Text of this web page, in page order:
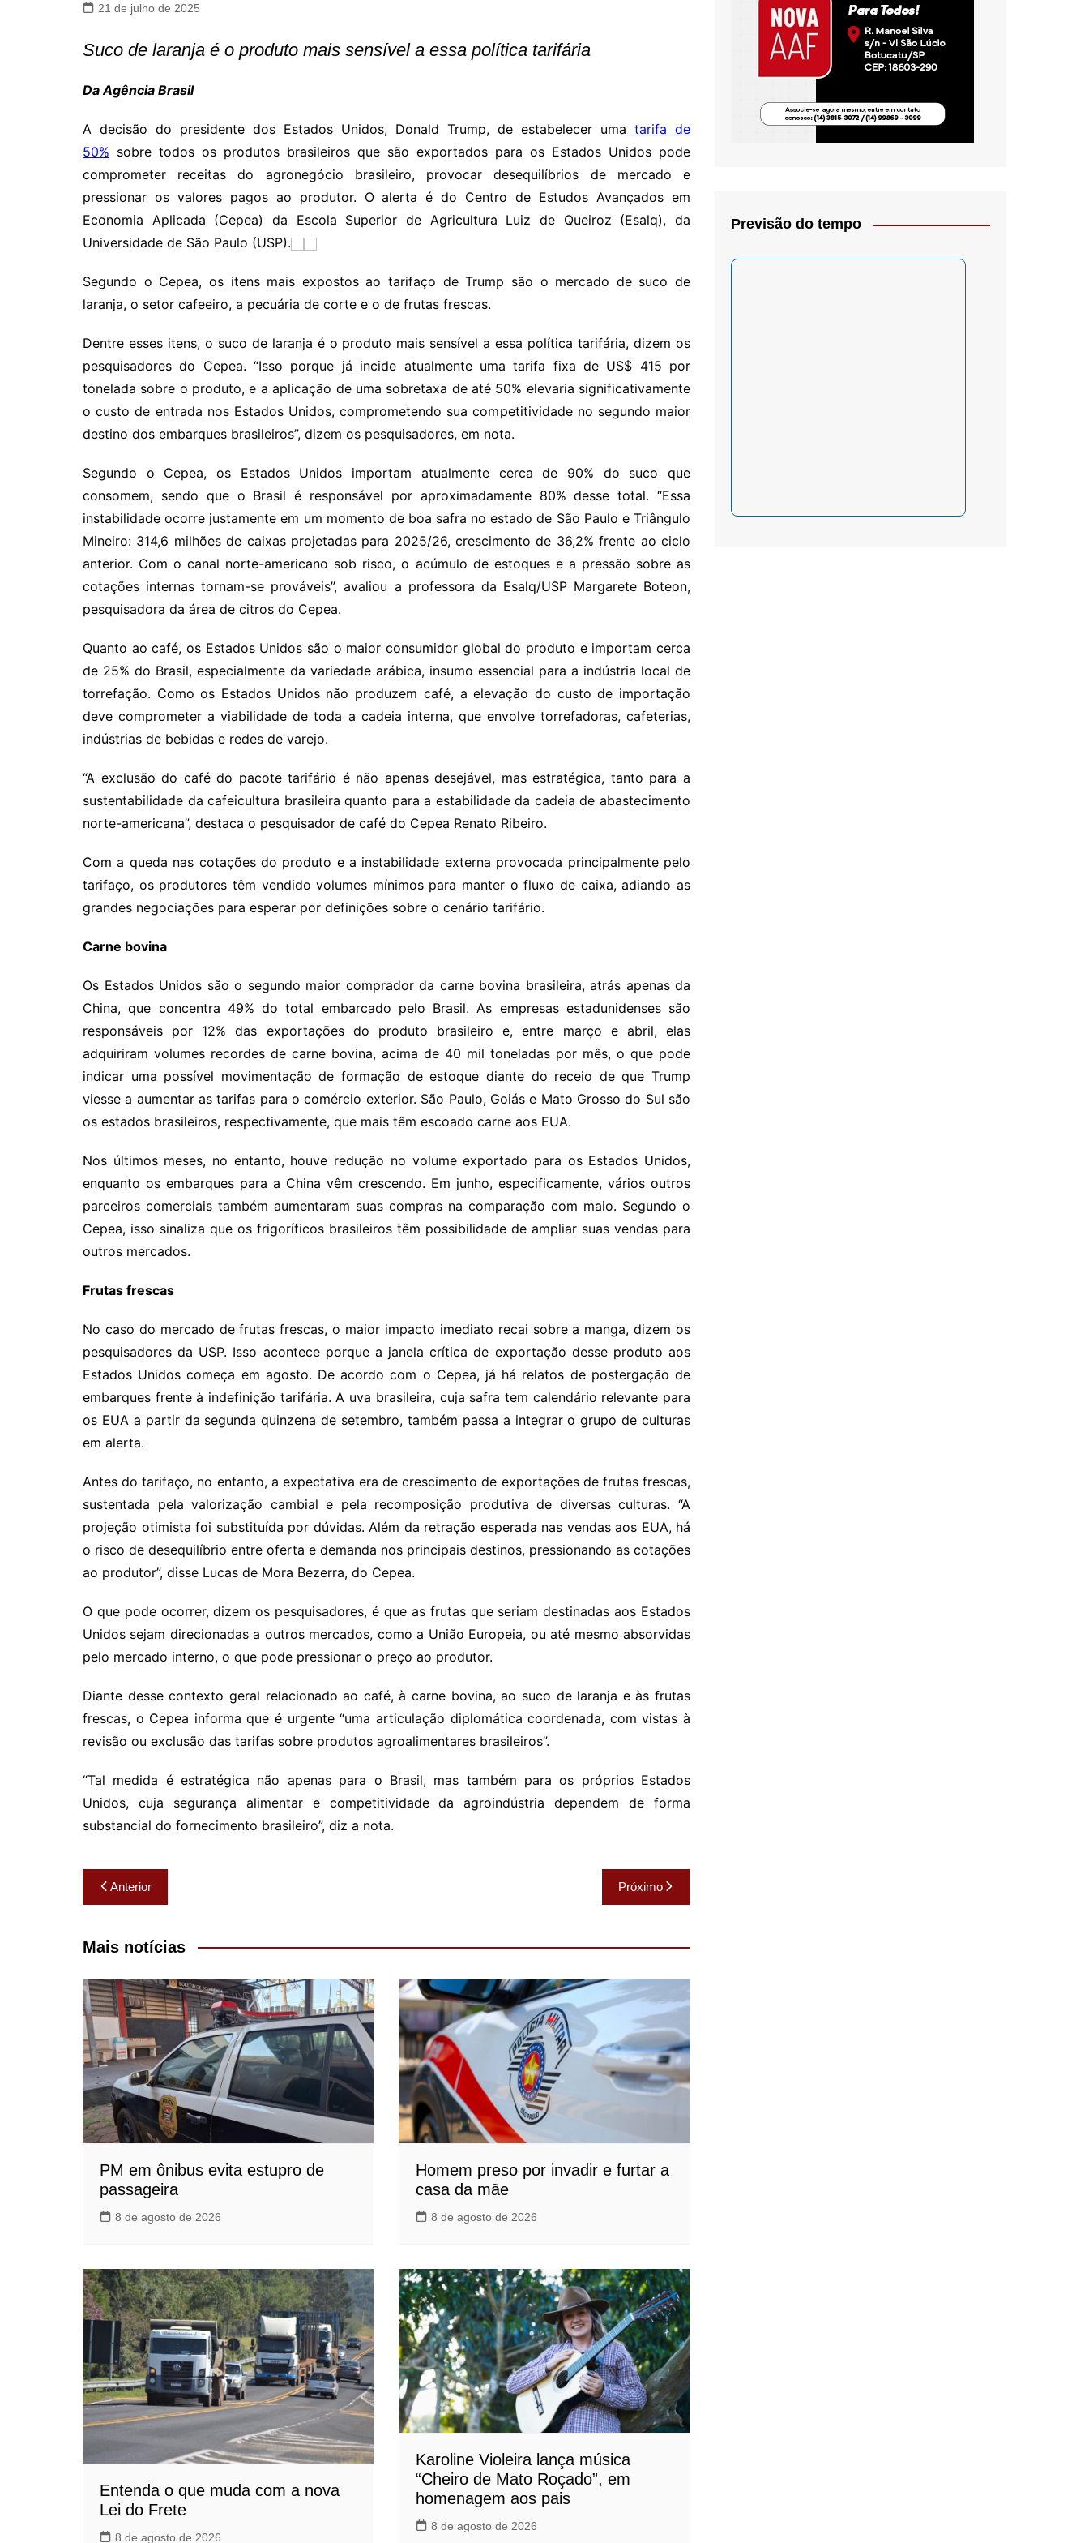
Oscar D’Ambrosio- Crítica
Carlos Ramos
Valdemar Pinho
João Cury
21 de julho de 2025
Suco de laranja é o produto mais sensível a essa política tarifária
Da Agência Brasil
A decisão do presidente dos Estados Unidos, Donald Trump, de estabelecer uma tarifa de
50% sobre todos os produtos brasileiros que são exportados para os Estados Unidos pode
comprometer receitas do agronegócio brasileiro, provocar desequilíbrios de mercado e
pressionar os valores pagos ao produtor. O alerta é do Centro de Estudos Avançados em
Economia Aplicada (Cepea) da Escola Superior de Agricultura Luiz de Queiroz (Esalq), da
Universidade de São Paulo (USP).
Segundo o Cepea, os itens mais expostos ao tarifaço de Trump são o mercado de suco de
laranja, o setor cafeeiro, a pecuária de corte e o de frutas frescas.
Dentre esses itens, o suco de laranja é o produto mais sensível a essa política tarifária, dizem os
pesquisadores do Cepea. “Isso porque já incide atualmente uma tarifa fixa de US$ 415 por
tonelada sobre o produto, e a aplicação de uma sobretaxa de até 50% elevaria significativamente
o custo de entrada nos Estados Unidos, comprometendo sua competitividade no segundo maior
destino dos embarques brasileiros”, dizem os pesquisadores, em nota.
Segundo o Cepea, os Estados Unidos importam atualmente cerca de 90% do suco que
consomem, sendo que o Brasil é responsável por aproximadamente 80% desse total. “Essa
instabilidade ocorre justamente em um momento de boa safra no estado de São Paulo e Triângulo
Mineiro: 314,6 milhões de caixas projetadas para 2025/26, crescimento de 36,2% frente ao ciclo
anterior. Com o canal norte-americano sob risco, o acúmulo de estoques e a pressão sobre as
cotações internas tornam-se prováveis”, avaliou a professora da Esalq/USP Margarete Boteon,
pesquisadora da área de citros do Cepea.
Quanto ao café, os Estados Unidos são o maior consumidor global do produto e importam cerca
de 25% do Brasil, especialmente da variedade arábica, insumo essencial para a indústria local de
torrefação. Como os Estados Unidos não produzem café, a elevação do custo de importação
deve comprometer a viabilidade de toda a cadeia interna, que envolve torrefadoras, cafeterias,
indústrias de bebidas e redes de varejo.
“A exclusão do café do pacote tarifário é não apenas desejável, mas estratégica, tanto para a
sustentabilidade da cafeicultura brasileira quanto para a estabilidade da cadeia de abastecimento
norte-americana”, destaca o pesquisador de café do Cepea Renato Ribeiro.
Com a queda nas cotações do produto e a instabilidade externa provocada principalmente pelo
tarifaço, os produtores têm vendido volumes mínimos para manter o fluxo de caixa, adiando as
grandes negociações para esperar por definições sobre o cenário tarifário.
Carne bovina
Os Estados Unidos são o segundo maior comprador da carne bovina brasileira, atrás apenas da
China, que concentra 49% do total embarcado pelo Brasil. As empresas estadunidenses são
responsáveis por 12% das exportações do produto brasileiro e, entre março e abril, elas
adquiriram volumes recordes de carne bovina, acima de 40 mil toneladas por mês, o que pode
indicar uma possível movimentação de formação de estoque diante do receio de que Trump
viesse a aumentar as tarifas para o comércio exterior. São Paulo, Goiás e Mato Grosso do Sul são
os estados brasileiros, respectivamente, que mais têm escoado carne aos EUA.
Nos últimos meses, no entanto, houve redução no volume exportado para os Estados Unidos,
enquanto os embarques para a China vêm crescendo. Em junho, especificamente, vários outros
parceiros comerciais também aumentaram suas compras na comparação com maio. Segundo o
Cepea, isso sinaliza que os frigoríficos brasileiros têm possibilidade de ampliar suas vendas para
outros mercados.
Frutas frescas
No caso do mercado de frutas frescas, o maior impacto imediato recai sobre a manga, dizem os
pesquisadores da USP. Isso acontece porque a janela crítica de exportação desse produto aos
Estados Unidos começa em agosto. De acordo com o Cepea, já há relatos de postergação de
embarques frente à indefinição tarifária. A uva brasileira, cuja safra tem calendário relevante para
os EUA a partir da segunda quinzena de setembro, também passa a integrar o grupo de culturas
em alerta.
Antes do tarifaço, no entanto, a expectativa era de crescimento de exportações de frutas frescas,
sustentada pela valorização cambial e pela recomposição produtiva de diversas culturas. “A
projeção otimista foi substituída por dúvidas. Além da retração esperada nas vendas aos EUA, há
o risco de desequilíbrio entre oferta e demanda nos principais destinos, pressionando as cotações
ao produtor”, disse Lucas de Mora Bezerra, do Cepea.
O que pode ocorrer, dizem os pesquisadores, é que as frutas que seriam destinadas aos Estados
Unidos sejam direcionadas a outros mercados, como a União Europeia, ou até mesmo absorvidas
pelo mercado interno, o que pode pressionar o preço ao produtor.
Diante desse contexto geral relacionado ao café, à carne bovina, ao suco de laranja e às frutas
frescas, o Cepea informa que é urgente “uma articulação diplomática coordenada, com vistas à
revisão ou exclusão das tarifas sobre produtos agroalimentares brasileiros”.
“Tal medida é estratégica não apenas para o Brasil, mas também para os próprios Estados
Unidos, cuja segurança alimentar e competitividade da agroindústria dependem de forma
substancial do fornecimento brasileiro”, diz a nota.
Navegação
de
Post
Anterior Próximo
Mais notícias
PM em ônibus evita estupro de
passageira
8 de agosto de 2026
Homem preso por invadir e furtar a
casa da mãe
8 de agosto de 2026
Entenda o que muda com a nova
Lei do Frete
8 de agosto de 2026
Karoline Violeira lança música
“Cheiro de Mato Roçado”, em
homenagem aos pais
8 de agosto de 2026
Previsão do tempo